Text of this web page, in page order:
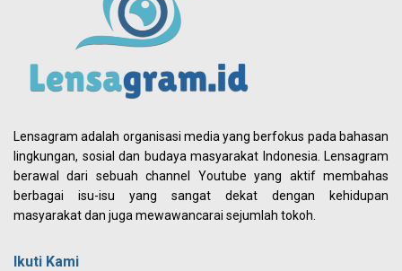
Lensagram adalah organisasi media yang berfokus pada bahasan
lingkungan, sosial dan budaya masyarakat Indonesia. Lensagram
berawal dari sebuah channel Youtube yang aktif membahas
berbagai isu-isu yang sangat dekat dengan kehidupan
masyarakat dan juga mewawancarai sejumlah tokoh.
Ikuti Kami